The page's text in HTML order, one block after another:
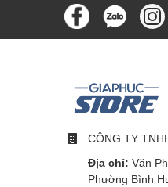
CÔNG TY
Địa chỉ: Văn
Phường Bình